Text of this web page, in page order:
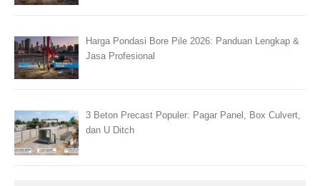
Harga Pondasi Bore Pile 2026: Panduan Lengkap &
Jasa Profesional
3 Beton Precast Populer: Pagar Panel, Box Culvert,
dan U Ditch